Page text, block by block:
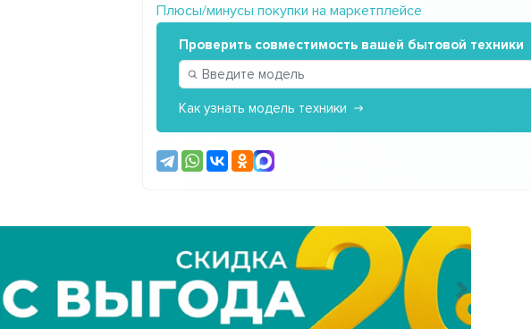
Плюсы/минусы покупки на маркетплейсе
Проверить совместимость вашей бытовой техники
Как узнать модель техники